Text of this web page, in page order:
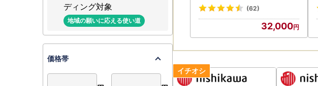
(62)
32,000
ディング対象
地域の願いに応える使い道
価格帯